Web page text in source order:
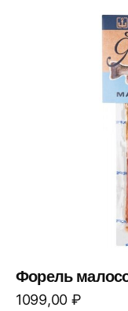
Форель
1099,00 ₽